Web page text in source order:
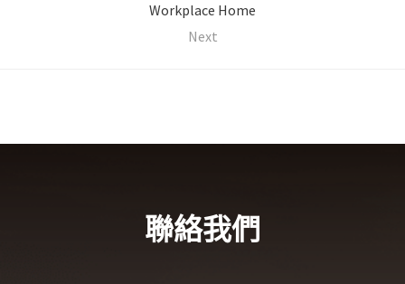
Workplace Home
Next
聯絡我們